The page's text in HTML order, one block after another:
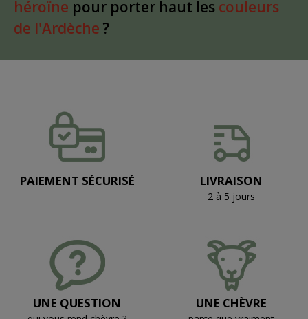
héroïne pour porter haut les couleurs
de l'Ardèche ?
PAIEMENT SÉCURISÉ LIVRAISON
2 à 5 jours
UNE QUESTION UNE CHÈVRE